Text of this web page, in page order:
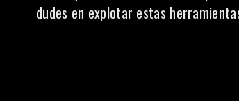
dudes en explotar estas